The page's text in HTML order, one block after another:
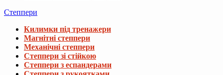
Степпери
Килимки під тренажери
Магнітні степпери
Механічні степпери
Степпери зі стійкою
Степпери з еспандерами